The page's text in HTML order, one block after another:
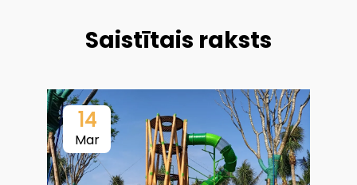
Saistītais raksts
14
Mar